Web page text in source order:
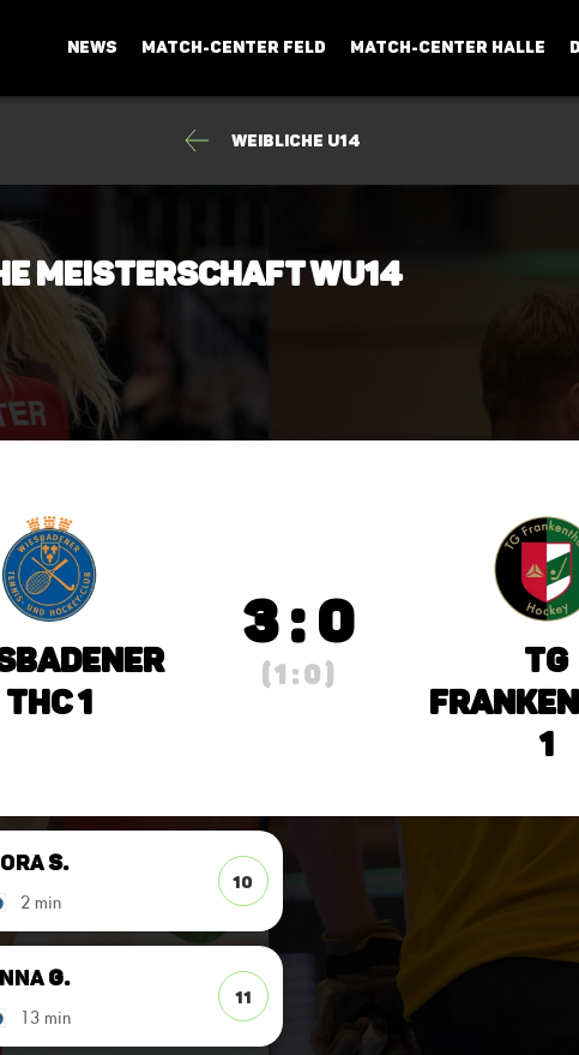
NEWS MATCH-CENTER FELD MATCH-CENTER HALLE
Weibliche U14
Meisterschaft wU14
THC 1
3 : 0
( 1 : 0 )
TG
1
S.
2 min
10
G.
13 min
11